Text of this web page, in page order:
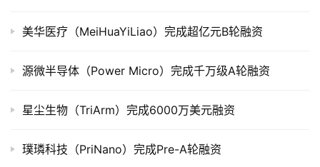
美华医疗（MeiHuaYiLiao）完成超亿元B轮融资
源微半导体（Power Micro）完成千万级A轮融资
星尘生物（TriArm）完成6000万美元融资
璞璘科技（PriNano）完成Pre-A轮融资